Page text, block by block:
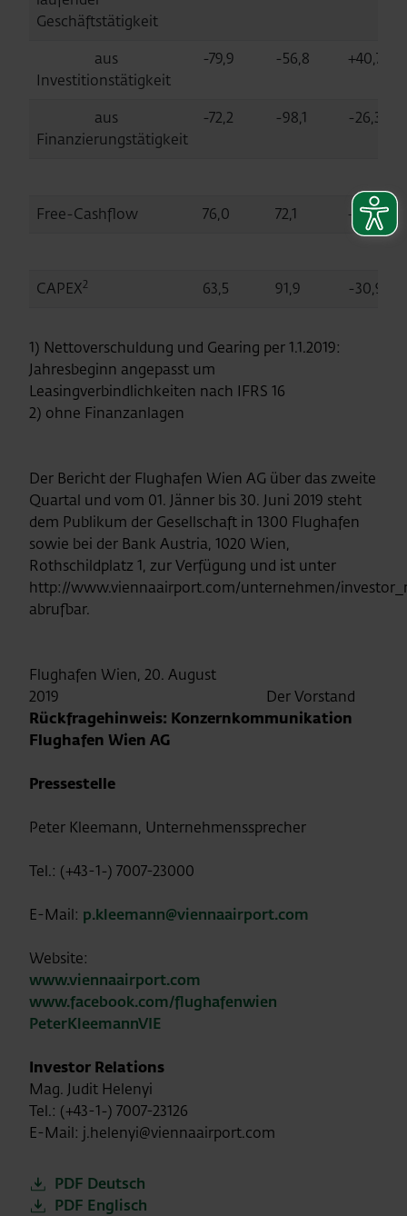
Geschäftstätigkeit
aus
Investitionstätigkeit
-79,9 -56,8 +40,7
aus
Finanzierungstätigkeit
-72,2 -98,1 -26,3
Free-Cashflow 76,0 72,1 +5,4
CAPEX2 63,5 91,9 -30,9
1) Nettoverschuldung und Gearing per 1.1.2019:
Jahresbeginn angepasst um
Leasingverbindlichkeiten nach IFRS 16
2) ohne Finanzanlagen
Der Bericht der Flughafen Wien AG über das zweite
Quartal und vom 01. Jänner bis 30. Juni 2019 steht
dem Publikum der Gesellschaft in 1300 Flughafen
sowie bei der Bank Austria, 1020 Wien,
Rothschildplatz 1, zur Verfügung und ist unter
http://www.viennaairport.com/unternehmen/
abrufbar.
Flughafen Wien, 20. August
2019 Der Vorstand
Rückfragehinweis: Konzernkommunikation
Flughafen Wien AG
Pressestelle
Peter Kleemann, Unternehmenssprecher
Tel.: (+43-1-) 7007-23000
E-Mail: p.kleemann@viennaairport.com
Website:
www.viennaairport.com
www.facebook.com/flughafenwien
PeterKleemannVIE
Investor Relations
Mag. Judit Helenyi
Tel.: (+43-1-) 7007-23126
E-Mail: j.helenyi@viennaairport.com
PDF Deutsch
PDF Englisch